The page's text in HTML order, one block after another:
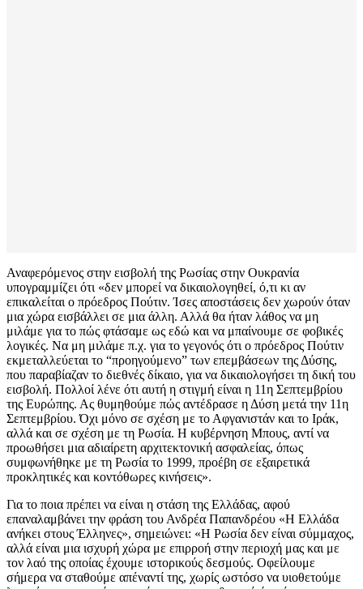
Αναφερόμενος στην εισβολή της Ρωσίας στην Ουκρανία
υπογραμμίζει ότι «δεν μπορεί να δικαιολογηθεί, ό,τι κι αν
επικαλείται ο πρόεδρος Πούτιν. Ίσες αποστάσεις δεν χωρούν όταν
μια χώρα εισβάλλει σε μια άλλη. Αλλά θα ήταν λάθος να μη
μιλάμε για το πώς φτάσαμε ως εδώ και να μπαίνουμε σε φοβικές
λογικές. Να μη μιλάμε π.χ. για το γεγονός ότι ο πρόεδρος Πούτιν
εκμεταλλεύεται το “προηγούμενο” των επεμβάσεων της Δύσης,
που παραβίαζαν το διεθνές δίκαιο, για να δικαιολογήσει τη δική του
εισβολή. Πολλοί λένε ότι αυτή η στιγμή είναι η 11η Σεπτεμβρίου
της Ευρώπης. Ας θυμηθούμε πώς αντέδρασε η Δύση μετά την 11η
Σεπτεμβρίου. Όχι μόνο σε σχέση με το Αφγανιστάν και το Ιράκ,
αλλά και σε σχέση με τη Ρωσία. Η κυβέρνηση Μπους, αντί να
προωθήσει μια αδιαίρετη αρχιτεκτονική ασφαλείας, όπως
συμφωνήθηκε με τη Ρωσία το 1999, προέβη σε εξαιρετικά
προκλητικές και κοντόθωρες κινήσεις».
Για το ποια πρέπει να είναι η στάση της Ελλάδας, αφού
επαναλαμβάνει την φράση του Ανδρέα Παπανδρέου «Η Ελλάδα
ανήκει στους Έλληνες», σημειώνει: «Η Ρωσία δεν είναι σύμμαχος,
αλλά είναι μια ισχυρή χώρα με επιρροή στην περιοχή μας και με
τον λαό της οποίας έχουμε ιστορικούς δεσμούς. Οφείλουμε
σήμερα να σταθούμε απέναντί της, χωρίς ωστόσο να υιοθετούμε